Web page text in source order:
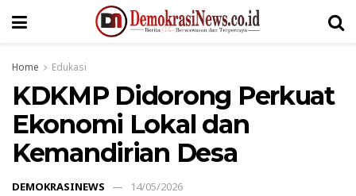
Home Edukasi
KDKMP Didorong Perkuat
Ekonomi Lokal dan
Kemandirian Desa
DEMOKRASINEWS 14/05/2026